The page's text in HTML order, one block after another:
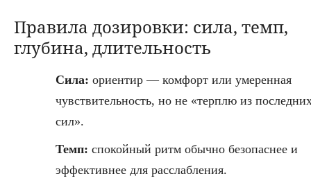
Правила дозировки: сила, темп,
глубина, длительность
Сила: ориентир — комфорт или умеренная
чувствительность, но не «терплю из
сил».
Темп: спокойный ритм обычно безопаснее и
эффективнее для расслабления.